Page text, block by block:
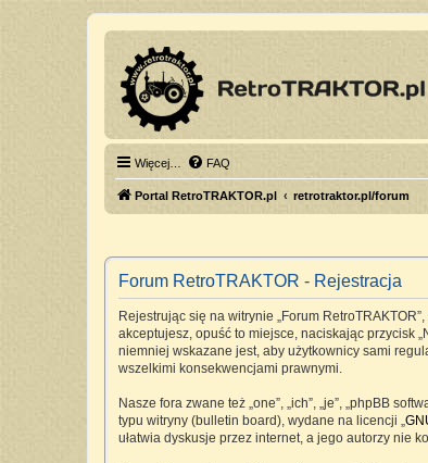
Więcej… FAQ
Portal RetroTRAKTOR.pl retrotraktor.pl/forum
Forum RetroTRAKTOR - Rejestracja
Rejestrując się na witrynie „Forum
akceptujesz, opuść to miejsce, naciskając przycisk
niemniej wskazane jest, aby użytkownicy sami
wszelkimi konsekwencjami prawnymi.
Nasze fora zwane też „one”, „ich”, „je”, „phpBB
typu witryny (bulletin board), wydane na licencji „
ułatwia dyskusje przez internet, a jego autorzy nie